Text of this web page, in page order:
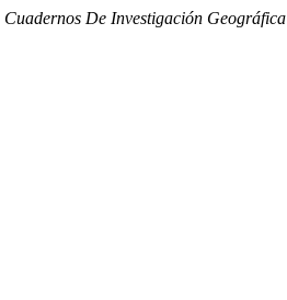
Cuadernos De Investigación Geográfica